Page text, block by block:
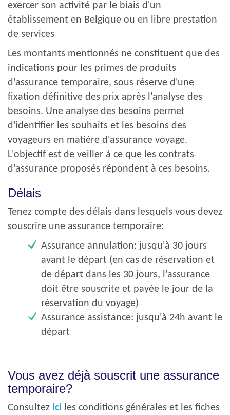
exercer son activité par le biais d'un
établissement en Belgique ou en libre prestation
de services
Les montants mentionnés ne constituent que des
indications pour les primes de produits
d'assurance temporaire, sous réserve d'une
fixation définitive des prix après l'analyse des
besoins. Une analyse des besoins permet
d'identifier les souhaits et les besoins des
voyageurs en matière d'assurance voyage.
L'objectif est de veiller à ce que les contrats
d'assurance proposés répondent à ces besoins.
Délais
Tenez compte des délais dans lesquels vous devez
souscrire une assurance temporaire:
Assurance annulation: jusqu'à 30 jours
avant le départ (en cas de réservation et
de départ dans les 30 jours, l'assurance
doit être souscrite et payée le jour de la
réservation du voyage)
Assurance assistance: jusqu'à 24h avant le
départ
Vous avez déjà souscrit une assurance
temporaire?
Consultez ici les conditions générales et les fiches